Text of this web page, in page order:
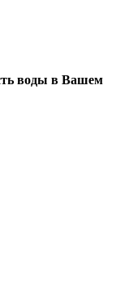
воды в Вашем